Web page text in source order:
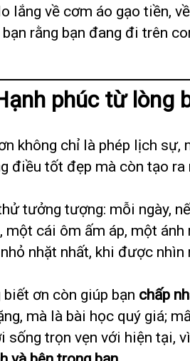
lắng về cơm áo gạo tiền,
bạn rằng bạn đang đi trên
phúc từ lòng
không chỉ là phép lịch sự,
điều tốt đẹp mà còn tạo
tưởng tượng: mỗi ngày,
một cái ôm ấm áp, một
nhặt nhất, khi được nhìn
biết ơn còn giúp bạn chấp
mà là bài học quý giá;
sống trọn vẹn với hiện tại,